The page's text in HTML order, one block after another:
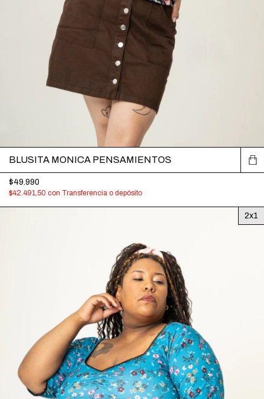
BLUSITA MONICA PENSAMIENTOS
$49.990
$42.491,50 con Transferencia o depósito
2x1